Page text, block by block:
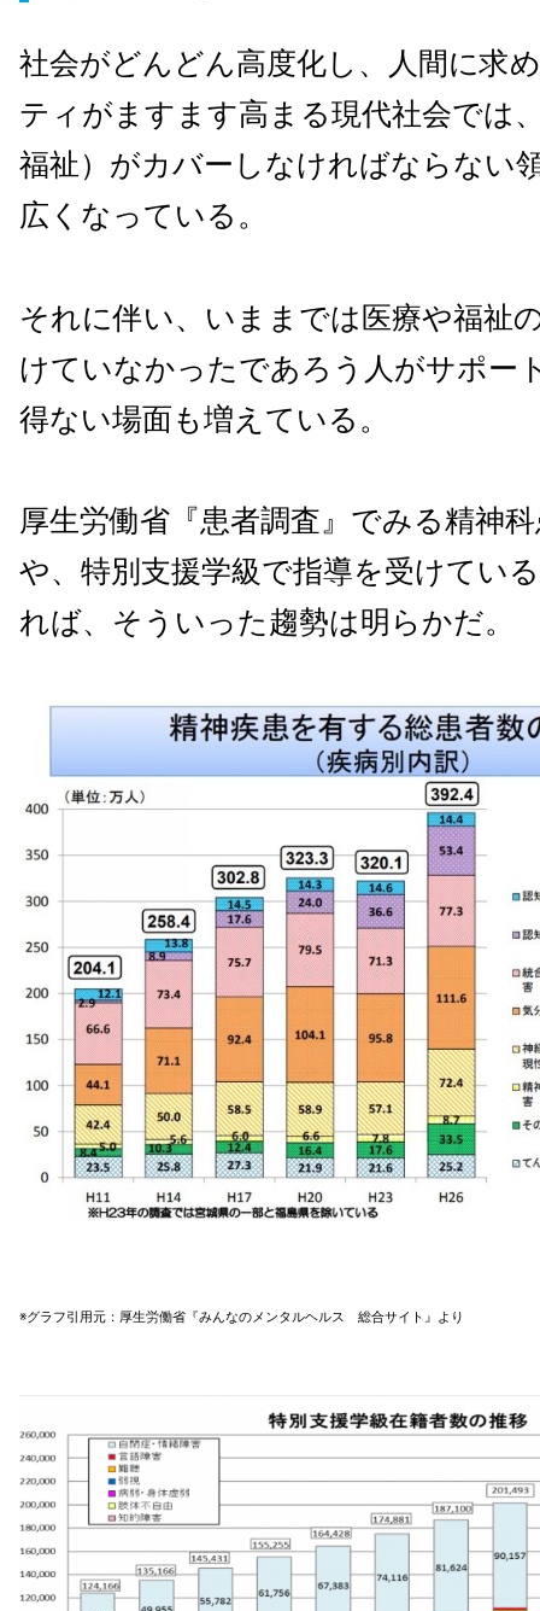
社会がどんどん高度化し、人間に求
ティがますます高まる現代社会では
福祉）がカバーしなければならない
広くなっている。
それに伴い、いままでは医療や福祉
けていなかったであろう人がサポー
得ない場面も増えている。
厚生労働省『患者調査』でみる精神
や、特別支援学級で指導を受けてい
れば、そういった趨勢は明らかだ。
※グラフ引用元：厚生労働省『みんなのメンタルヘルス 総合サイト』より